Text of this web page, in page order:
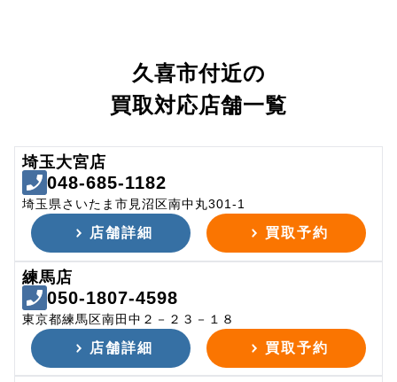
久喜市付近の
買取対応店舗一覧
埼玉大宮店
048-685-1182
埼玉県さいたま市見沼区南中丸301-1
店舗詳細 買取予約
練馬店
050-1807-4598
東京都練馬区南田中２－２３－１８
店舗詳細 買取予約